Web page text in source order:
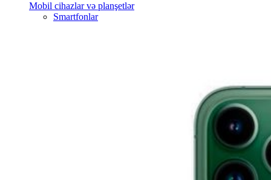
Mobil cihazlar və planşetlər
Smartfonlar